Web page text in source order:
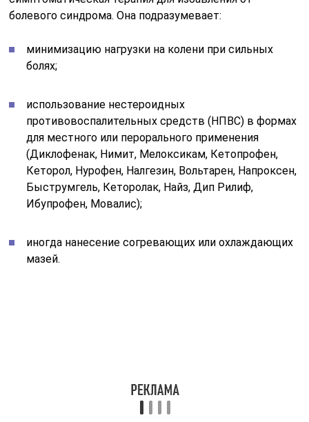
болевого синдрома. Она подразумевает:
минимизацию нагрузки на колени при сильных
болях;
использование нестероидных
противовоспалительных средств (НПВС) в формах
для местного или перорального применения
(Диклофенак, Нимит, Мелоксикам, Кетопрофен,
Кеторол, Нурофен, Налгезин, Вольтарен, Напроксен,
Быструмгель, Кеторолак, Найз, Дип Рилиф,
Ибупрофен, Мовалис);
иногда нанесение согревающих или охлаждающих
мазей.